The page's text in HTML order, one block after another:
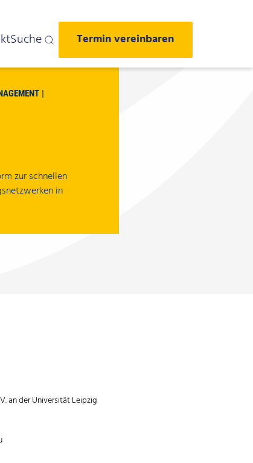
Suche Termin vereinbaren
zur schnellen
in
an der Universität Leipzig